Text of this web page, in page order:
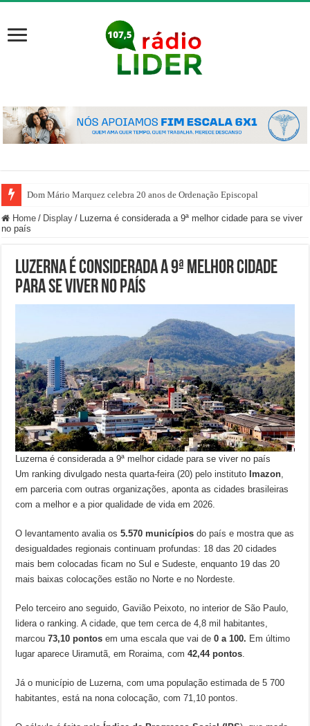
Dom Mário Marquez celebra 20 anos de Ordenação Episcopal
Home / Display / Luzerna é considerada a 9ª melhor cidade para se viver
no país
Luzerna é considerada a 9ª melhor cidade
para se viver no país
Luzerna é considerada a 9ª melhor cidade para se viver no país
Um ranking divulgado nesta quarta-feira (20) pelo instituto Imazon,
em parceria com outras organizações, aponta as cidades brasileiras
com a melhor e a pior qualidade de vida em 2026.
O levantamento avalia os5.570 municípios do país e mostra que as
desigualdades regionais continuam profundas: 18 das 20 cidades
mais bem colocadas ficam no Sul e Sudeste, enquanto 19 das 20
mais baixas colocações estão no Norte e no Nordeste.
Pelo terceiro ano seguido, Gavião Peixoto, no interior de São Paulo,
lidera o ranking. A cidade, que tem cerca de 4,8 mil habitantes,
marcou73,10 pontosem uma escala que vai de 0 a 100. Em último
lugar aparece Uiramutã, em Roraima, com42,44 pontos.
Já o município de Luzerna, com uma população estimada de 5 700
habitantes, está na nona colocação, com 71,10 pontos.